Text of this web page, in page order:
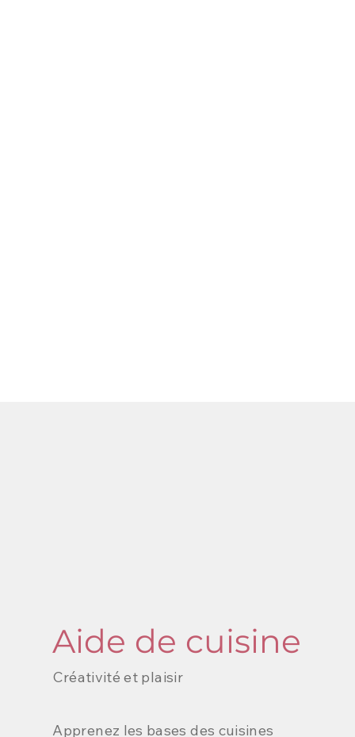
Aide de cuisine
Créativité et plaisir
Apprenez les bases des cuisines